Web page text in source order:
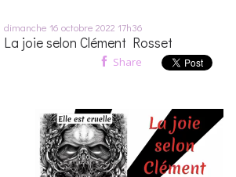
dimanche 16 octobre 2022 17h36
La joie selon Clément Rosset
Share